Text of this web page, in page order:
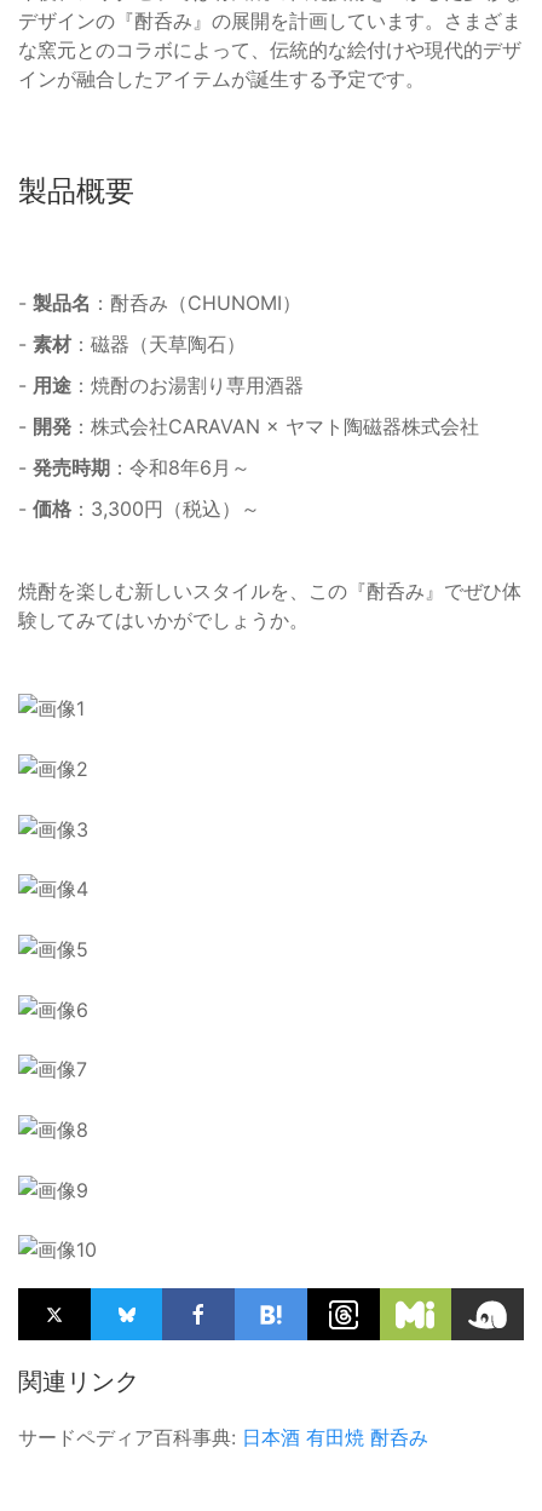
デザインの『酎呑み』の展開を計画しています。さまざま
な窯元とのコラボによって、伝統的な絵付けや現代的デザ
インが融合したアイテムが誕生する予定です。
製品概要
- 製品名 ：酎呑み（CHUNOMI）
- 素材 ：磁器（天草陶石）
- 用途 ：焼酎のお湯割り専用酒器
- 開発 ：株式会社CARAVAN × ヤマト陶磁器株式会社
- 発売時期 ：令和8年6月～
- 価格 ：3,300円（税込）～
焼酎を楽しむ新しいスタイルを、この『酎呑み』でぜひ体
験してみてはいかがでしょうか。
関連リンク
サードペディア百科事典: 日本酒 有田焼 酎呑み